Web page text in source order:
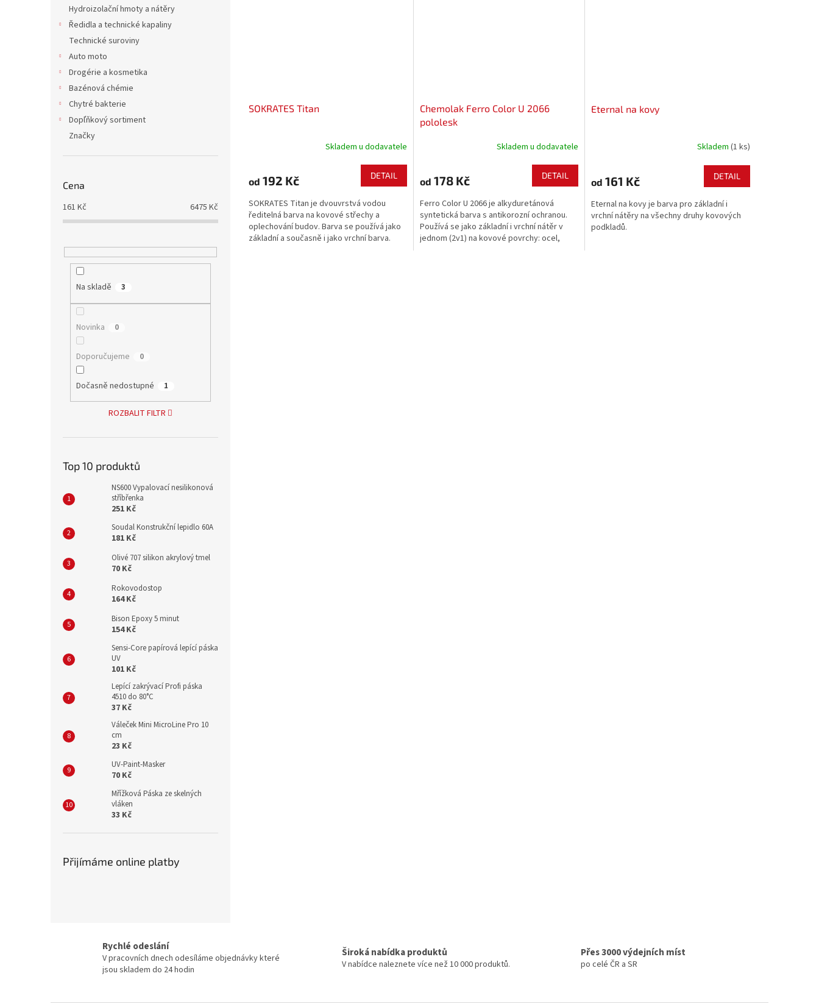
Hydroizolační hmoty a nátěry
Ředidla a technické kapaliny
Technické suroviny
Auto moto
Drogérie a kosmetika
Bazénová chémie
Chytré bakterie
Dopľňkový sortiment
Značky
Cena
161 Kč 6475 Kč
Na skladě 3
Novinka 0
Doporučujeme 0
Dočasně nedostupné 1
ROZBALIT FILTR
Top 10 produktů
NS600 Vypalovací nesilikonová
stříbřenka
251 Kč
Soudal Konstrukční lepidlo 60A
181 Kč
Olivé 707 silikon akrylový tmel
70 Kč
Rokovodostop
164 Kč
Bison Epoxy 5 minut
154 Kč
Sensi-Core papírová lepící páska
UV
101 Kč
Lepící zakrývací Profi páska
4510 do 80°C
37 Kč
Váleček Mini MicroLine Pro 10
cm
23 Kč
UV-Paint-Masker
70 Kč
Mřížková Páska ze skelných
vláken
33 Kč
Přijímáme online platby
SOKRATES Titan
Skladem u dodavatele
od 192 Kč DETAIL
SOKRATES Titan je dvouvrstvá vodou
ředitelná barva na kovové střechy a
oplechování budov. Barva se používá jako
základní a současně i jako vrchní barva.
Chemolak Ferro Color U 2066
pololesk
Skladem u dodavatele
od 178 Kč DETAIL
Ferro Color U 2066 je alkyduretánová
syntetická barva s antikorozní ochranou.
Používá se jako základní i vrchní nátěr v
jednom (2v1) na kovové povrchy: ocel,
Eternal na kovy
Skladem (1 ks)
od 161 Kč DETAIL
Eternal na kovy je barva pro základní i
vrchní nátěry na všechny druhy kovových
podkladů.
Rychlé odeslání
V pracovních dnech odesíláme objednávky které
jsou skladem do 24 hodin
Široká nabídka produktů
V nabídce naleznete více než 10 000 produktů.
Přes 3000 výdejních míst
po celé ČR a SR